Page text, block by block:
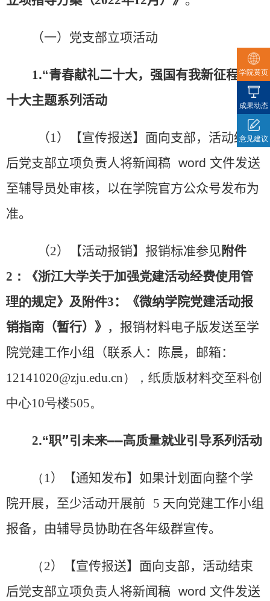
（一）党支部立项活动
1.“青春献礼二十大，强国有我新征程”二
十大主题系列活动
（1）【宣传报送】面向支部， 活动结束
后党支部立项负责人将新闻稿 word 文件发送
至辅导员处审核，以在学院官方公众号发布为
准。
（2）【活动报销】报销标准参见 附件
2 ：《浙江大学关于加强党建活动经费使用管
理的规定》及附件3：《微纳学院党建活动报
销指南（暂行） 》 ，报销材料电子版发送至学
院党建工作小组（联系人：陈晨，邮箱：
12141020@zju.edu.cn），纸质版材料交至科创
中心10号楼505。
2.“职”引未来——高质量就业引导系列活动
（ 1） 【通知发布】 如果计划 面向整个学
院开展，至少活动开展前 5 天向党建工作小组
报备，由辅导员协助在各年级群宣传。
（2） 【宣传报送】面向支部， 活动结束
后党支部立项负责人将新闻稿 word 文件发送
学院黄页
成果动态
意见建议